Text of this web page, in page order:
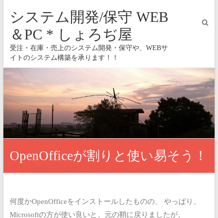
システム開発/保守 WEB
＆PC * しょろぢ屋
受注・在庫・売上のシステム開発・保守や、WEBサ
イトのシステム構築を承ります！！
OpenOfficeが割りと使い易そう！
何度かOpenOfficeをインストールしたものの、
やっぱり、
Microsoftの方が使い良いと、元の鞘に戻りましたが、